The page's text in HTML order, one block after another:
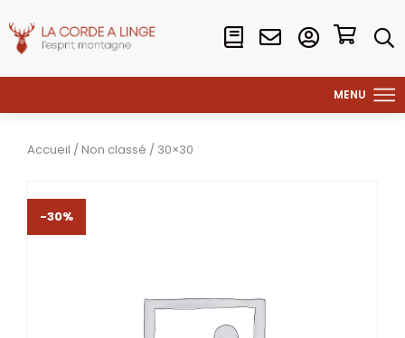
Accueil / Non classé / 30×30
-30%